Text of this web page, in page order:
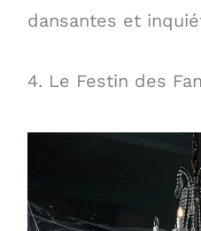
dansantes et
4. Le Festin des